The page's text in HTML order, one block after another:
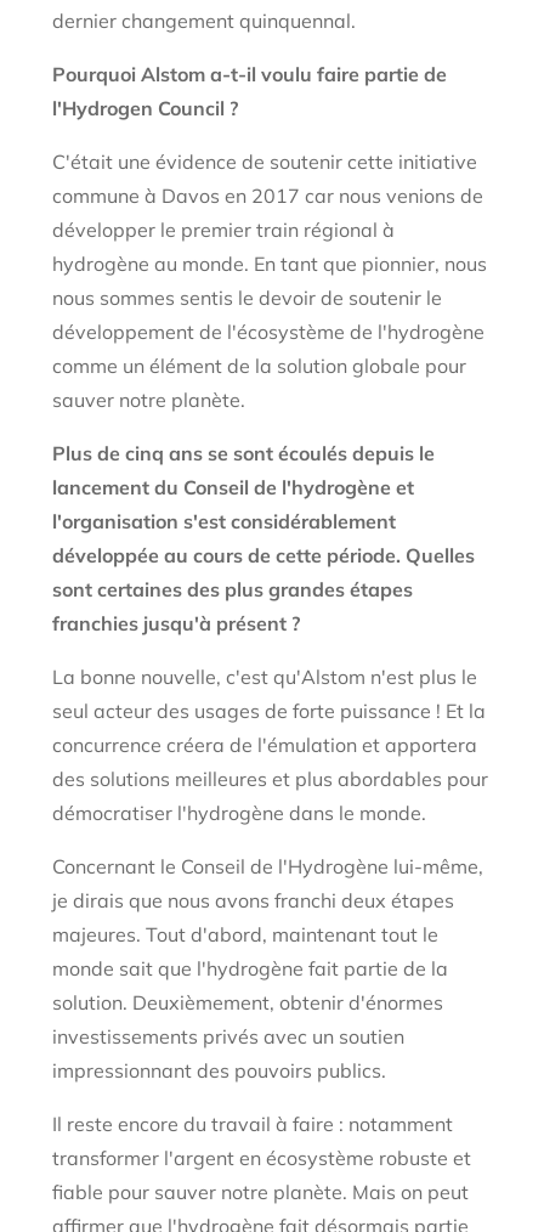
dernier changement quinquennal.
Pourquoi Alstom a-t-il voulu faire partie de
l'Hydrogen Council ?
C'était une évidence de soutenir cette initiative
commune à Davos en 2017 car nous venions de
développer le premier train régional à
hydrogène au monde. En tant que pionnier, nous
nous sommes sentis le devoir de soutenir le
développement de l'écosystème de l'hydrogène
comme un élément de la solution globale pour
sauver notre planète.
Plus de cinq ans se sont écoulés depuis le
lancement du Conseil de l'hydrogène et
l'organisation s'est considérablement
développée au cours de cette période. Quelles
sont certaines des plus grandes étapes
franchies jusqu'à présent ?
La bonne nouvelle, c'est qu'Alstom n'est plus le
seul acteur des usages de forte puissance ! Et la
concurrence créera de l'émulation et apportera
des solutions meilleures et plus abordables pour
démocratiser l'hydrogène dans le monde.
Concernant le Conseil de l'Hydrogène lui-même,
je dirais que nous avons franchi deux étapes
majeures. Tout d'abord, maintenant tout le
monde sait que l'hydrogène fait partie de la
solution. Deuxièmement, obtenir d'énormes
investissements privés avec un soutien
impressionnant des pouvoirs publics.
Il reste encore du travail à faire : notamment
transformer l'argent en écosystème robuste et
fiable pour sauver notre planète. Mais on peut
affirmer que l'hydrogène fait désormais partie